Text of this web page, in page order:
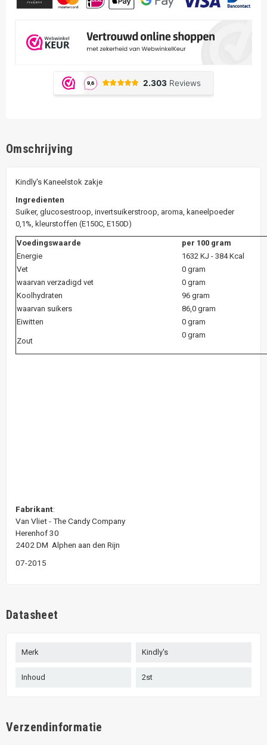
Omschrijving
Kindly's Kaneelstok zakje
Ingredienten
Suiker, glucosestroop, invertsuikerstroop, aroma, kaneelpoeder
0,1%, kleurstoffen (E150C, E150D)
Voedingswaarde
per 100 gram
Energie
1632 KJ - 384 Kcal
Vet
0 gram
waarvan verzadigd vet
0 gram
Koolhydraten
96 gram
waarvan suikers
86,0 gram
Eiwitten
0 gram
Zout
0 gram
Fabrikant:
Van Vliet - The Candy Company
Herenhof 30
2402 DM Alphen aan den Rijn
07-2015
Datasheet
Merk Kindly's
Inhoud 2st
Verzendinformatie